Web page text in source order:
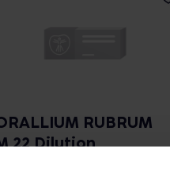
RUBRUM
22 Dilution